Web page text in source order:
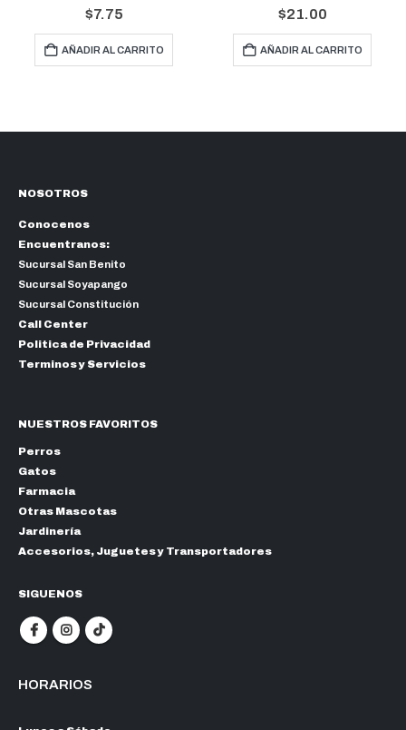
out of 5
$7.75
AÑADIR AL CARRITO
3.33out of 5
$21.00
AÑADIR AL CARRITO
NOSOTROS
Conocenos
Encuentranos:
Sucursal San Benito
Sucursal Soyapango
Sucursal Constitución
Call Center
Politica de Privacidad
Terminos y Servicios
NUESTROS FAVORITOS
Perros
Gatos
Farmacia
Otras Mascotas
Jardinería
Accesorios, Juguetes y Transportadores
SIGUENOS
HORARIOS